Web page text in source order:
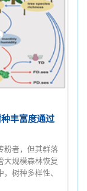
丰富度通过
粉者，但其群落
大规模森林恢复
树种多样性、